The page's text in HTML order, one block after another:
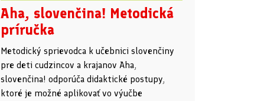
Aha, slovenčina! Metodická
príručka
Metodický sprievodca k učebnici slovenčiny
pre deti cudzincov a krajanov Aha,
slovenčina! odporúča didaktické postupy,
ktoré je možné aplikovať vo výučbe